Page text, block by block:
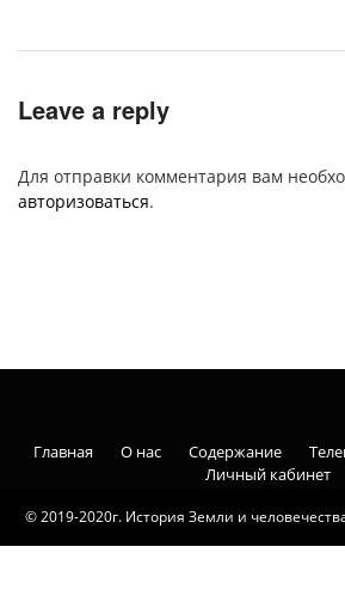
Leave a reply
Для отправки комментария вам
авторизоваться.
© 2019-2020г. История Земли и
Главная О нас Содержание
Личный кабинет